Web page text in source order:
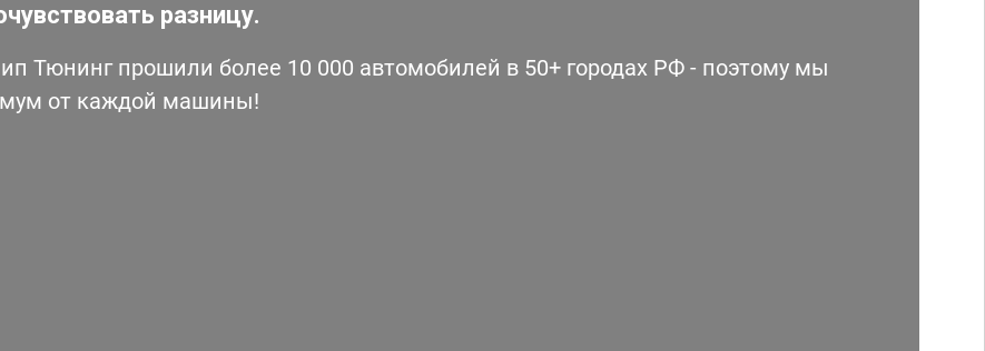
разницу.
Тюнинг прошили более 10 000 автомобилей в 50+ городах РФ - поэтому мы
от каждой машины!